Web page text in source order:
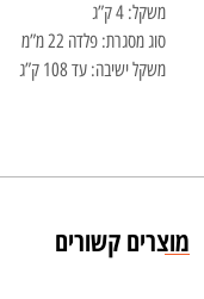
משקל: 4 ק”ג
סוג מסגרת: פלדה 22 מ”מ
משקל ישיבה: עד 108 ק”ג
מוצרים קשורים